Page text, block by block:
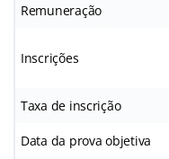
Remuneração
Inscrições
Taxa de inscrição
Data da prova objetiva